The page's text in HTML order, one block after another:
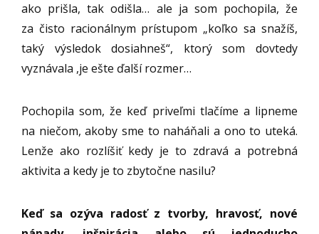
ako prišla, tak odišla… ale ja som pochopila, že
za čisto racionálnym prístupom „koľko sa snažíš,
taký výsledok dosiahneš“, ktorý som dovtedy
vyznávala ,je ešte ďalší rozmer…
Pochopila som, že keď priveľmi tlačíme a lipneme
na niečom, akoby sme to naháňali a ono to uteká.
Lenže ako rozlíšiť kedy je to zdravá a potrebná
aktivita a kedy je to zbytočne nasilu?
Keď sa ozýva radosť z tvorby, hravosť, nové